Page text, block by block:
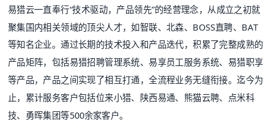
易猎云一直奉行“技术驱动，产品领先”的经营理念，从成立之初就
聚集国内相关领域的顶尖人才，如智联、北森、BOSS直聘、BAT
等知名企业。通过长期的技术投入和产品迭代，积累了完整成熟的
产品矩阵，包括易猎招聘管理系统、易享员工服务系统、易猎职享
等产品，产品之间实现了相互打通，全流程业务无缝衔接。迄今为
止，累计服务客户包括位来小猎、陕西易通、熊猫云聘、点米科
技、勇晖集团等500余家客户。